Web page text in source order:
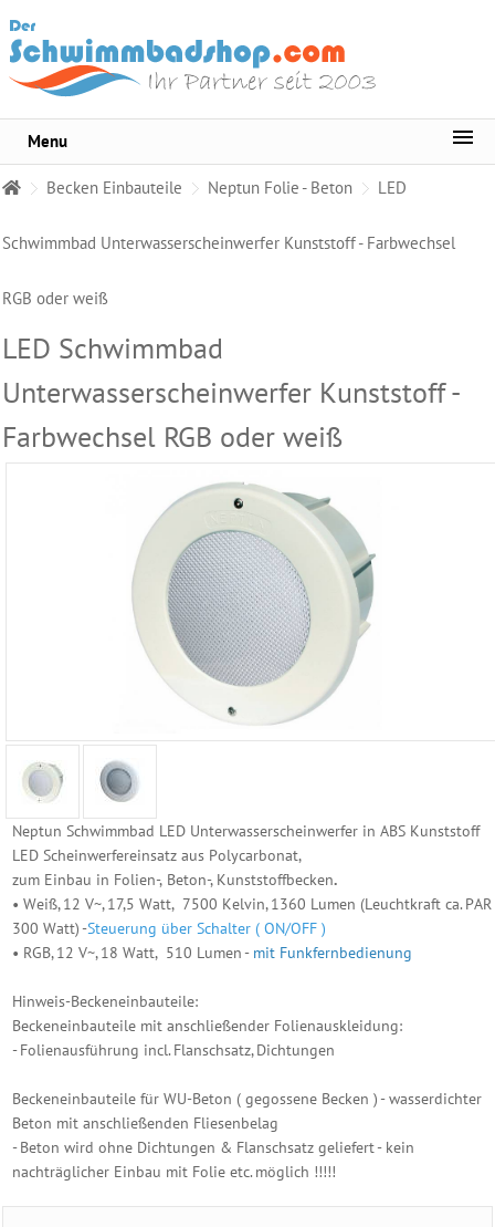
Becken Einbauteile Neptun Folie - Beton LED
Schwimmbad Unterwasserscheinwerfer Kunststoff - Farbwechsel
RGB oder weiß
LED Schwimmbad
Unterwasserscheinwerfer Kunststoff -
Farbwechsel RGB oder weiß
Neptun Schwimmbad LED Unterwasserscheinwerfer in ABS Kunststoff
LED Scheinwerfereinsatz aus Polycarbonat,
zum Einbau in Folien-, Beton-, Kunststoffbecken.
• Weiß, 12 V~, 17,5 Watt, 7500 Kelvin, 1360 Lumen (Leuchtkraft ca. PAR
300 Watt) -Steuerung über Schalter ( ON/OFF )
• RGB, 12 V~, 18 Watt, 510 Lumen - mit Funkfernbedienung
Hinweis-Beckeneinbauteile:
Beckeneinbauteile mit anschließender Folienauskleidung:
- Folienausführung incl. Flanschsatz, Dichtungen
Beckeneinbauteile für WU-Beton ( gegossene Becken ) - wasserdichter
Beton mit anschließenden Fliesenbelag
- Beton wird ohne Dichtungen & Flanschsatz geliefert - kein
nachträglicher Einbau mit Folie etc. möglich !!!!!
Sortiment
Pflege
Wasser
Reinigungsmittel
Becken
Randsteine
Becken
Einbauteile
Neptun
Folie
Astral
Folie
Peraqua
auf
Anfrage
Menu